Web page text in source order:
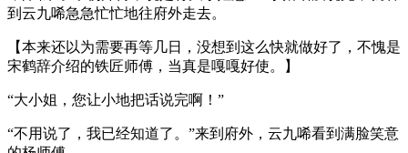
到云九唏急急忙忙地往府外走去。
【本来还以为需要再等几日，没想到这么快就做好了，不愧是
宋鹤辞介绍的铁匠师傅，当真是嘎嘎好使。】
“大小姐，您让小地把话说完啊！”
“不用说了，我已经知道了。”来到府外，云九唏看到满脸笑意